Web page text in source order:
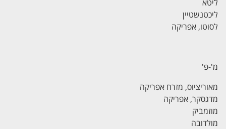
ליטא
ליכטנשטיין
לסוטו, אפריקה
מ'-פ'
מאוריציוס, מזרח אפריקה
מדגסקר, אפריקה
מוזמביק
מולדובה